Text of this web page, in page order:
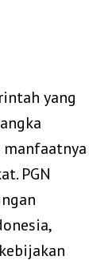
yang
PGN